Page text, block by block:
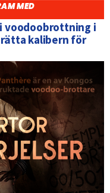
MED
voodoobrottning i
rätta kalibern för